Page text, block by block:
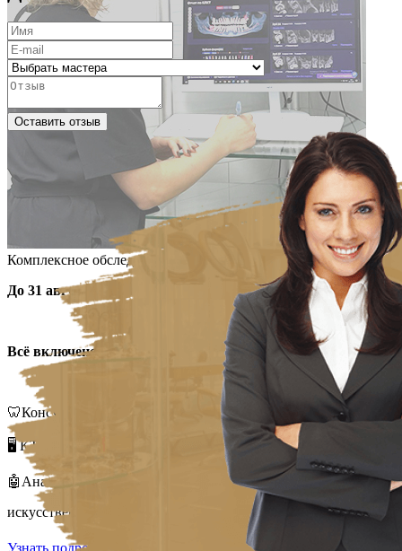
Комплексное обследование зубов с применением ИИ!
До 31 августа
4350 руб.!
Всё включено:
🦷Консультация-врача стоматолога
🖥️ КТ-снимок
🤖Анализ снимка при помощи
искусственного интеллекта
DIAGNOCAT
Узнать подробнее
Оставить отзыв